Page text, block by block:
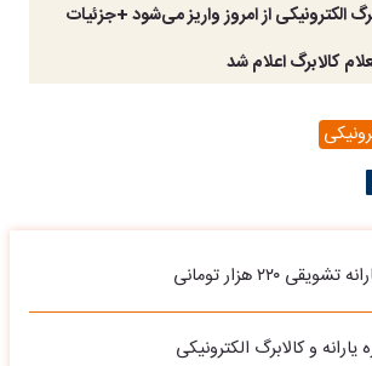
الکترونیکی از امروز واریز می‌شود +جزئیات
کالابرگ اعلام شد
۲۲۰ هزار تومانی
یارانه و کالابرگ الکترونیکی